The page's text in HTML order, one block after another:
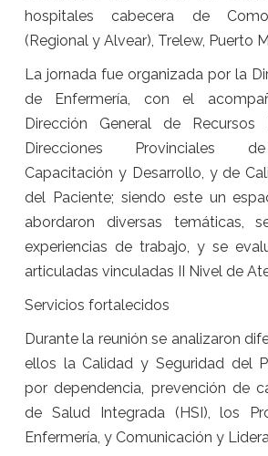
hospitales cabecera de
(Regional y Alvear), Trelew, Puerto
La jornada fue organizada por la
de Enfermería, con el
Dirección General de
Direcciones Provinciales
Capacitación y Desarrollo, y de
del Paciente; siendo este un
abordaron diversas temáticas,
experiencias de trabajo, y se
articuladas vinculadas II Nivel de
Servicios fortalecidos
Durante la reunión se analizaron
ellos la Calidad y Seguridad del
por dependencia, prevención de
de Salud Integrada (HSI), los
Enfermería, y Comunicación y